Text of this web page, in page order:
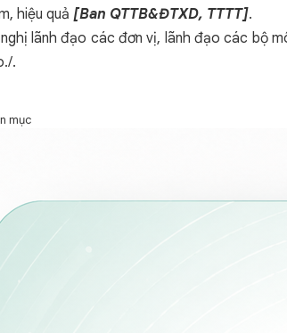
hiệu quả [Ban QTTB&ĐTXD, TTTT].
lãnh đạo các đơn vị, lãnh đạo các bộ
.
mục